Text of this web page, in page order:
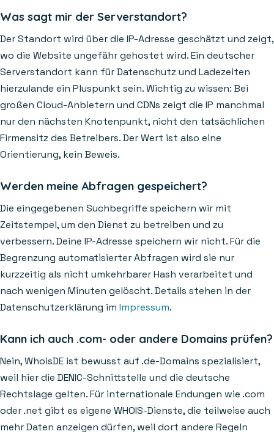
Was sagt mir der Serverstandort?
Der Standort wird über die IP-Adresse geschätzt und zeigt,
wo die Website ungefähr gehostet wird. Ein deutscher
Serverstandort kann für Datenschutz und Ladezeiten
hierzulande ein Pluspunkt sein. Wichtig zu wissen: Bei
großen Cloud-Anbietern und CDNs zeigt die IP manchmal
nur den nächsten Knotenpunkt, nicht den tatsächlichen
Firmensitz des Betreibers. Der Wert ist also eine
Orientierung, kein Beweis.
Werden meine Abfragen gespeichert?
Die eingegebenen Suchbegriffe speichern wir mit
Zeitstempel, um den Dienst zu betreiben und zu
verbessern. Deine IP-Adresse speichern wir nicht. Für die
Begrenzung automatisierter Abfragen wird sie nur
kurzzeitig als nicht umkehrbarer Hash verarbeitet und
nach wenigen Minuten gelöscht. Details stehen in der
Datenschutzerklärung im Impressum.
Kann ich auch .com- oder andere Domains prüfen?
Nein, WhoisDE ist bewusst auf .de-Domains spezialisiert,
weil hier die DENIC-Schnittstelle und die deutsche
Rechtslage gelten. Für internationale Endungen wie .com
oder .net gibt es eigene WHOIS-Dienste, die teilweise auch
mehr Daten anzeigen dürfen, weil dort andere Regeln